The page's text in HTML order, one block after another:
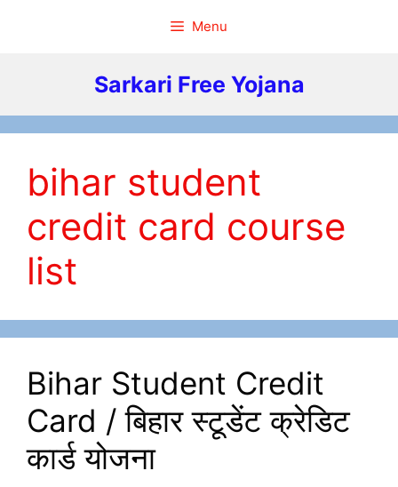
Menu
Sarkari Free Yojana
bihar student
credit card course
list
Bihar Student Credit
Card / बिहार स्टूडेंट क्रेडिट
कार्ड योजना